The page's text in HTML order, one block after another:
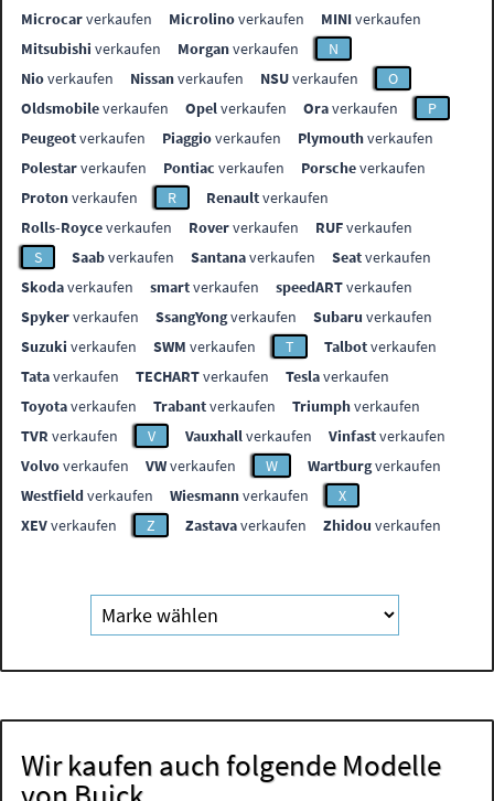
Microcarverkaufen Microlinoverkaufen MINIverkaufen
Mitsubishi verkaufen Morganverkaufen
N
Nioverkaufen Nissanverkaufen NSUverkaufen
O
Oldsmobileverkaufen Opelverkaufen Oraverkaufen
P
Peugeotverkaufen Piaggioverkaufen Plymouthverkaufen
Polestarverkaufen Pontiac verkaufen Porscheverkaufen
Protonverkaufen R Renaultverkaufen
Rolls-Royceverkaufen Roververkaufen RUFverkaufen
S
Saabverkaufen Santanaverkaufen Seatverkaufen
Skodaverkaufen smartverkaufen speedARTverkaufen
Spykerverkaufen SsangYongverkaufen Subaru verkaufen
Suzuki verkaufen SWM verkaufen T Talbotverkaufen
Tataverkaufen TECHARTverkaufen Teslaverkaufen
Toyotaverkaufen Trabantverkaufen Triumphverkaufen
TVR verkaufen V Vauxhallverkaufen Vinfastverkaufen
Volvoverkaufen VWverkaufen W Wartburgverkaufen
Westfieldverkaufen Wiesmannverkaufen
X
XEVverkaufen Z Zastavaverkaufen Zhidou verkaufen
Wir kaufen auch folgende Modelle